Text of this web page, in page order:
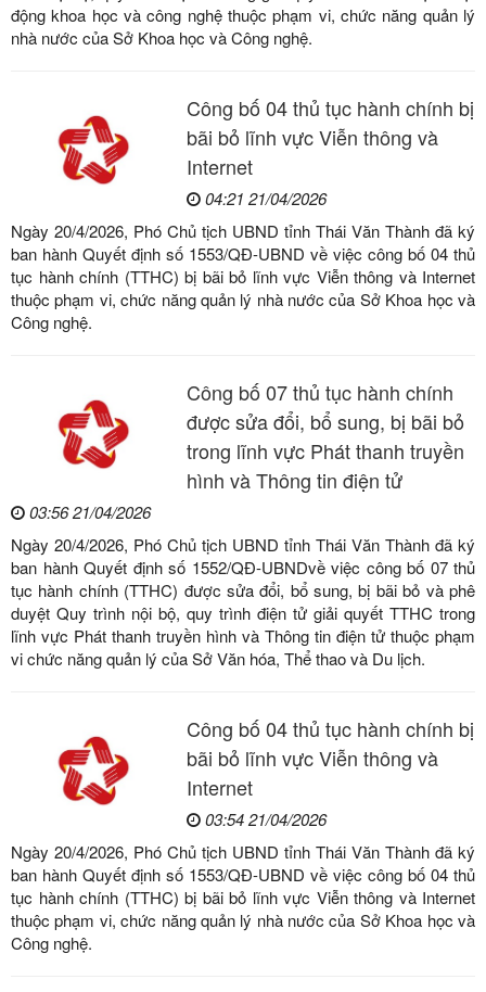
động khoa học và công nghệ thuộc phạm vi, chức năng quản lý
nhà nước của Sở Khoa học và Công nghệ.
Công bố 04 thủ tục hành chính bị
bãi bỏ lĩnh vực Viễn thông và
Internet
04:21 21/04/2026
Ngày 20/4/2026, Phó Chủ tịch UBND tỉnh Thái Văn Thành đã ký
ban hành Quyết định số 1553/QĐ-UBND về việc công bố 04 thủ
tục hành chính (TTHC) bị bãi bỏ lĩnh vực Viễn thông và Internet
thuộc phạm vi, chức năng quản lý nhà nước của Sở Khoa học và
Công nghệ.
Công bố 07 thủ tục hành chính
được sửa đổi, bổ sung, bị bãi bỏ
trong lĩnh vực Phát thanh truyền
hình và Thông tin điện tử
03:56 21/04/2026
Ngày 20/4/2026, Phó Chủ tịch UBND tỉnh Thái Văn Thành đã ký
ban hành Quyết định số 1552/QĐ-UBNDvề việc công bố 07 thủ
tục hành chính (TTHC) được sửa đổi, bổ sung, bị bãi bỏ và phê
duyệt Quy trình nội bộ, quy trình điện tử giải quyết TTHC trong
lĩnh vực Phát thanh truyền hình và Thông tin điện tử thuộc phạm
vi chức năng quản lý của Sở Văn hóa, Thể thao và Du lịch.
Công bố 04 thủ tục hành chính bị
bãi bỏ lĩnh vực Viễn thông và
Internet
03:54 21/04/2026
Ngày 20/4/2026, Phó Chủ tịch UBND tỉnh Thái Văn Thành đã ký
ban hành Quyết định số 1553/QĐ-UBND về việc công bố 04 thủ
tục hành chính (TTHC) bị bãi bỏ lĩnh vực Viễn thông và Internet
thuộc phạm vi, chức năng quản lý nhà nước của Sở Khoa học và
Công nghệ.